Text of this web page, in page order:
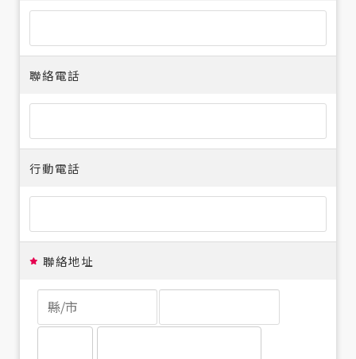
聯絡電話
行動電話
聯絡地址